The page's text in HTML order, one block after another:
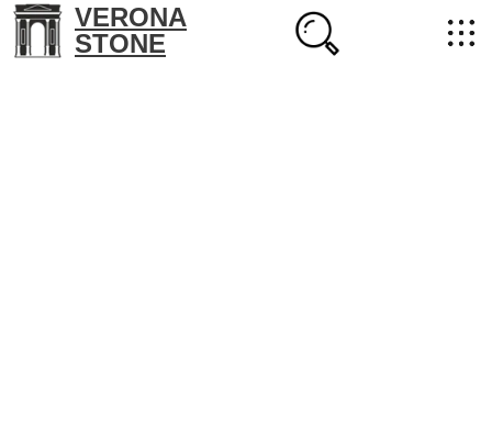
VERONA
STONE